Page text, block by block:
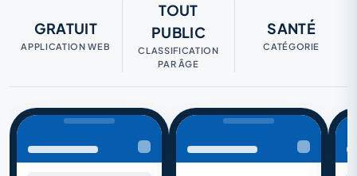
GRATUIT
APPLICATION WEB
TOUT
PUBLIC
CLASSIFICATION
PAR ÂGE
SANTÉ
CATÉGORIE